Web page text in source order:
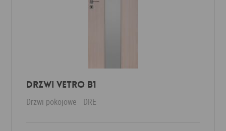
Drzwi Vetro B1
Drzwi pokojowe DRE